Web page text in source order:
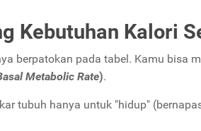
Kebutuhan Kalori
berpatokan pada tabel. Kamu bisa
Metabolic Rate).
tubuh hanya untuk "hidup"